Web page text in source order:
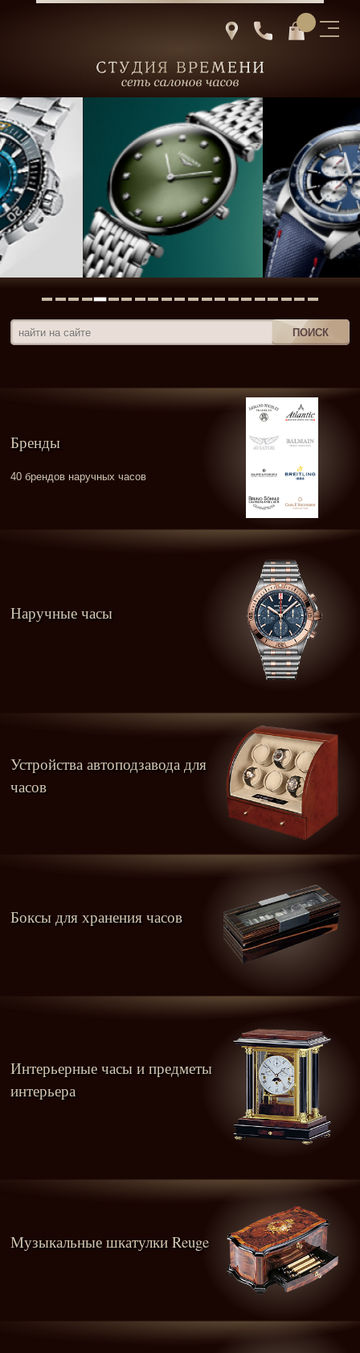
Бренды
40 брендов наручных часов
Наручные часы
Устройства автоподзавода для
часов
Боксы для хранения часов
Интерьерные часы и предметы
интерьера
Музыкальные шкатулки Reuge